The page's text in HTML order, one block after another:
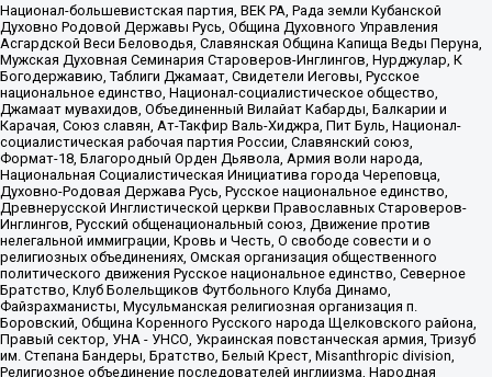
Национал-большевистская партия, ВЕК РА, Рада земли Кубанской
Духовно Родовой Державы Русь, Община Духовного Управления
Асгардской Веси Беловодья, Славянская Община Капища Веды Перуна,
Мужская Духовная Семинария Староверов-Инглингов, Нурджулар, К
Богодержавию, Таблиги Джамаат, Свидетели Иеговы, Русское
национальное единство, Национал-социалистическое общество,
Джамаат мувахидов, Объединенный Вилайат Кабарды, Балкарии и
Карачая, Союз славян, Ат-Такфир Валь-Хиджра, Пит Буль, Национал-
социалистическая рабочая партия России, Славянский союз,
Формат-18, Благородный Орден Дьявола, Армия воли народа,
Национальная Социалистическая Инициатива города Череповца,
Духовно-Родовая Держава Русь, Русское национальное единство,
Древнерусской Инглистической церкви Православных Староверов-
Инглингов, Русский общенациональный союз, Движение против
нелегальной иммиграции, Кровь и Честь, О свободе совести и о
религиозных объединениях, Омская организация общественного
политического движения Русское национальное единство, Северное
Братство, Клуб Болельщиков Футбольного Клуба Динамо,
Файзрахманисты, Мусульманская религиозная организация п.
Боровский, Община Коренного Русского народа Щелковского района,
Правый сектор, УНА - УНСО, Украинская повстанческая армия, Тризуб
им. Степана Бандеры, Братство, Белый Крест, Misanthropic division,
Религиозное объединение последователей инглиизма, Народная